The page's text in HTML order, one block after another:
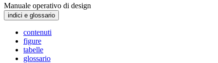
Manuale operativo di design
indici e glossario
contenuti
figure
tabelle
glossario